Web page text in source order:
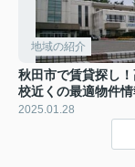
地域の紹介
秋田市で賃貸探し
校近くの最適物件情
2025.01.28